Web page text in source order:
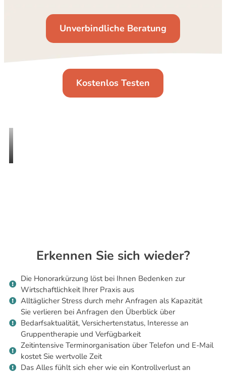
Unverbindliche Beratung
Kostenlos Testen
Erkennen Sie sich wieder?
Die Honorarkürzung löst bei Ihnen Bedenken zur
Wirtschaftlichkeit Ihrer Praxis aus
Alltäglicher Stress durch mehr Anfragen als Kapazität
Sie verlieren bei Anfragen den Überblick über
Bedarfsaktualität, Versichertenstatus, Interesse an
Gruppentherapie und Verfügbarkeit
Zeitintensive Terminorganisation über Telefon und E-Mail
kostet Sie wertvolle Zeit
Das Alles fühlt sich eher wie ein Kontrollverlust an